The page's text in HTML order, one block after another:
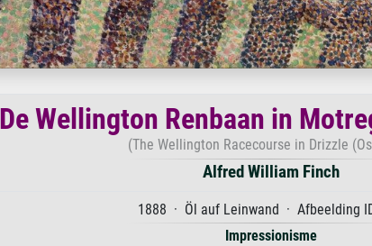
De Wellington Renbaan in
(The Wellington Racecourse in Drizzle
Alfred William Finch
1888 · Öl auf Leinwand · Afbeelding
Impressionisme